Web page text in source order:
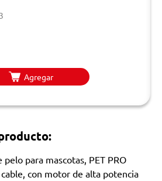
Agregar
para mascotas, PET PRO
con motor de alta potencia